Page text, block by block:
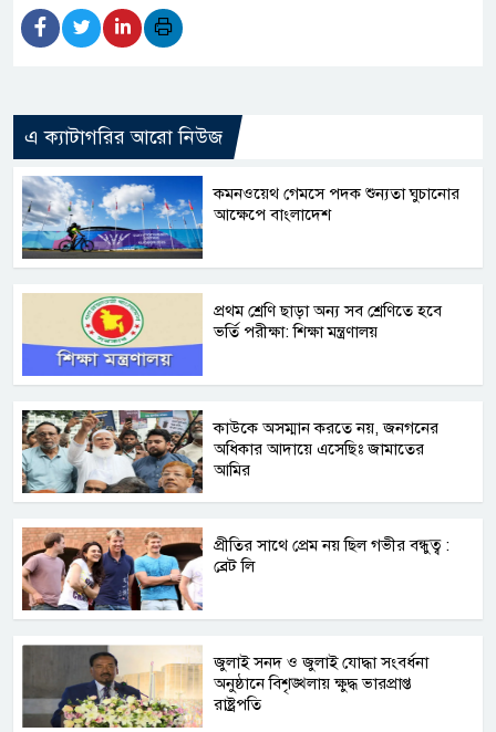
এ ক্যাটাগরির আরো নিউজ
কমনওয়েথ গেমসে পদক শুন্যতা ঘুচানোর
আক্ষেপে বাংলাদেশ
প্রথম শ্রেণি ছাড়া অন্য সব শ্রেণিতে হবে
ভর্তি পরীক্ষা: শিক্ষা মন্ত্রণালয়
কাউকে অসম্মান করতে নয়, জনগনের
অধিকার আদায়ে এসেছিঃ জামাতের
আমির
প্রীতির সাথে প্রেম নয় ছিল গভীর বন্ধুত্ব :
ব্রেট লি
জুলাই সনদ ও জুলাই যোদ্ধা সংবর্ধনা
অনুষ্ঠানে বিশৃঙ্খলায় ক্ষুদ্ধ ভারপ্রাপ্ত
রাষ্ট্রপতি